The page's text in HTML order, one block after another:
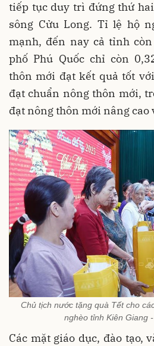
tiếp tục duy trì đứng thứ
sông Cửu Long. Tỉ lệ hộ
mạnh, đến nay cả tỉnh
phố Phú Quốc chỉ còn
thôn mới đạt kết quả tốt
đạt chuẩn nông thôn mới,
đạt nông thôn mới nâng cao
Chủ tịch nước tặng quà Tết cho
nghèo tỉnh Kiên Giang
Các mặt giáo dục, đào tạo,